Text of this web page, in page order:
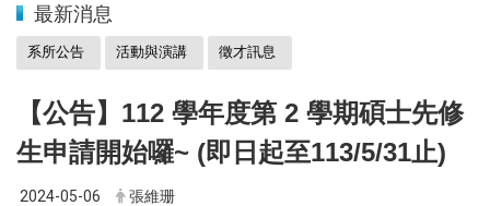
最新消息
系所公告 活動與演講 徵才訊息
【公告】112 學年度第 2 學期碩士先修
生申請開始囉~ (即日起至113/5/31止)
2024-05-06 張維珊